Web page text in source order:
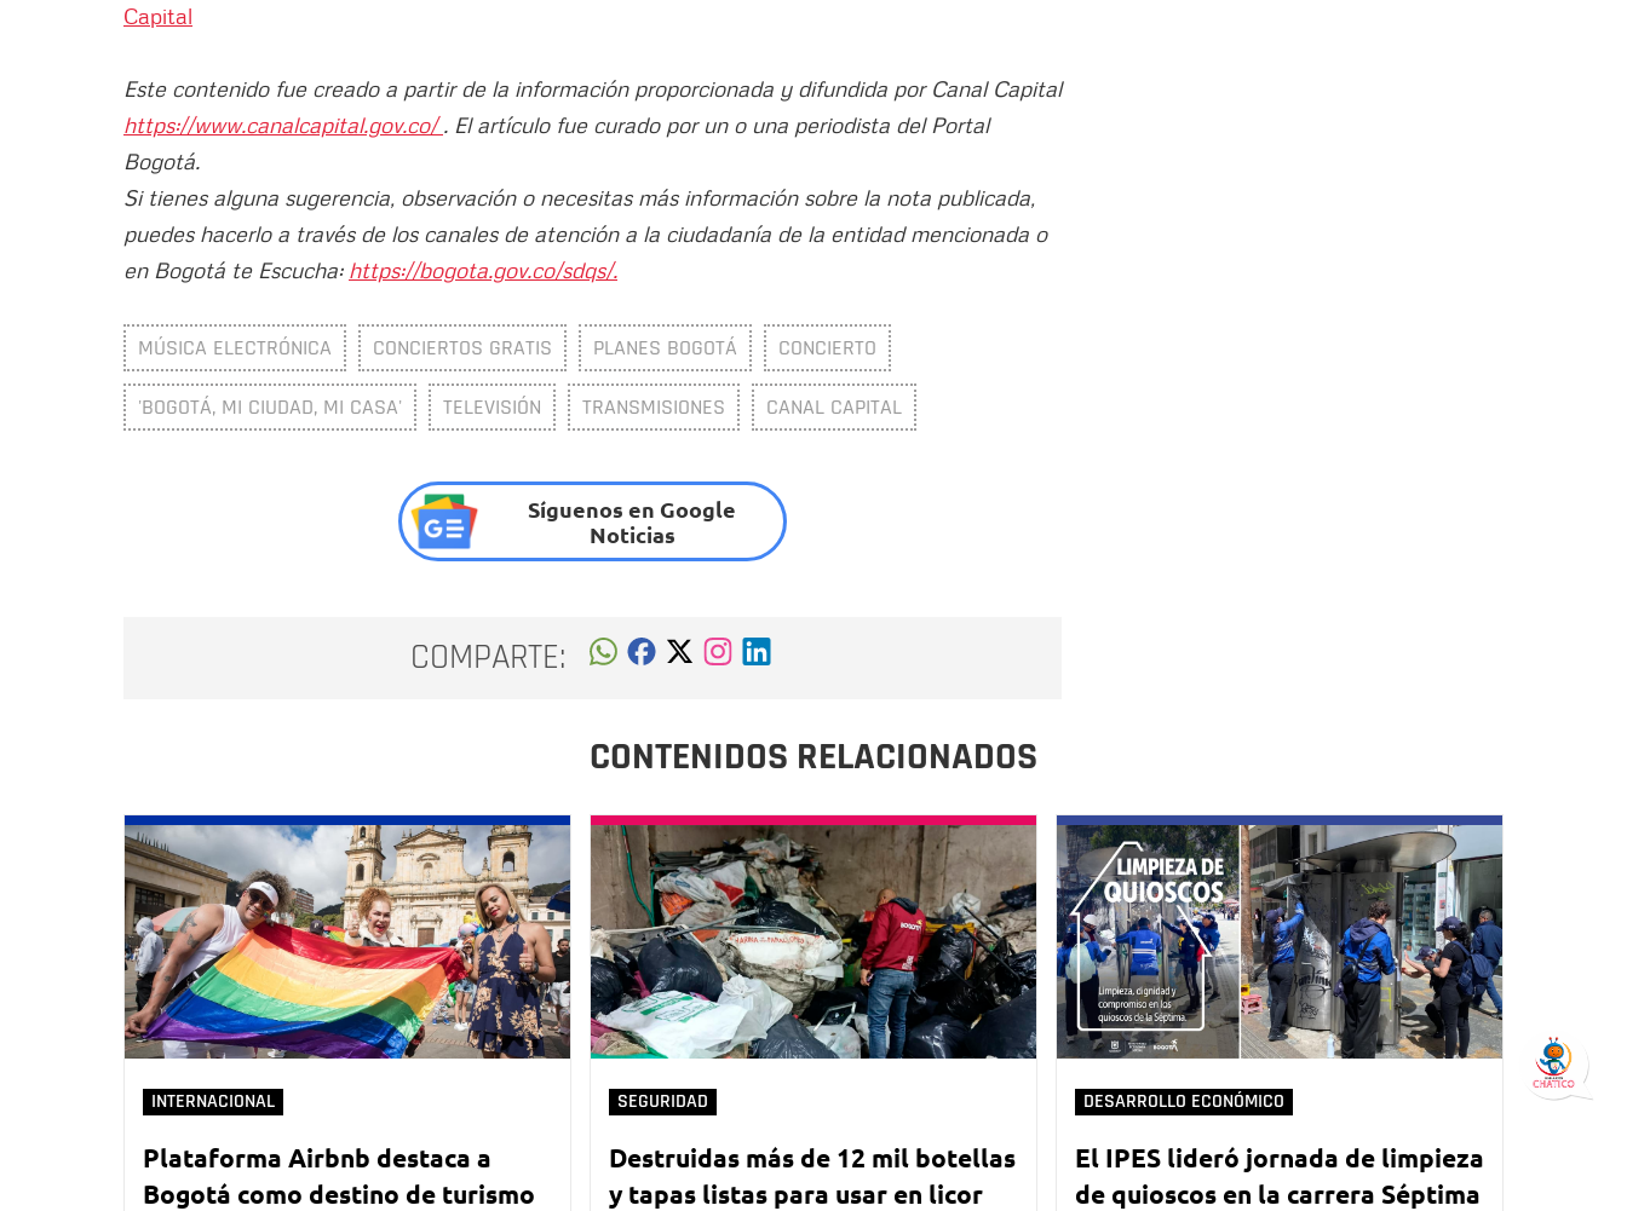
Capital
Este contenido fue creado a partir de la información proporcionada y difundida por Canal Capital
https://www.canalcapital.gov.co/. El artículo fue curado por un o una periodista del Portal
Bogotá.
Si tienes alguna sugerencia, observación o necesitas más información sobre la nota publicada,
puedes hacerlo a través de los canales de atención a la ciudadanía de la entidad mencionada o
en Bogotá te Escucha: https://bogota.gov.co/sdqs/.
MÚSICA ELECTRÓNICA CONCIERTOS GRATIS PLANES BOGOTÁ CONCIERTO
'BOGOTÁ, MI CIUDAD, MI CASA' TELEVISIÓN TRANSMISIONES CANAL CAPITAL
Síguenos en Google
Noticias
COMPARTE:
CONTENIDOS RELACIONADOS
INTERNACIONAL
Plataforma Airbnb destaca a
Bogotá como destino de turismo
SEGURIDAD
Destruidas más de 12 mil botellas
y tapas listas para usar en licor
DESARROLLO ECONÓMICO
El IPES lideró jornada de limpieza
de quioscos en la carrera Séptima